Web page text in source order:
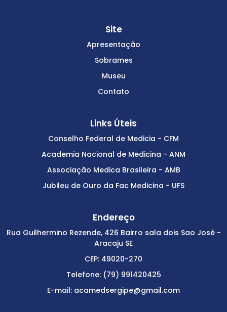
Site
Apresentação
Sobrames
Museu
Contato
Links Úteis
Conselho Federal de Medicia - CFM
Academia Nacional de Medicina - ANM
Associação Medica Brasileira - AMB
Jubileu de Ouro da Fac Medicina - UFS
Endereço
Rua Guilhermino Rezende, 426 Bairro sala dois Sao José -
Aracaju SE
CEP: 49020-270
Telefone: (79) 991420425
E-mail: acamedsergipe@gmail.com